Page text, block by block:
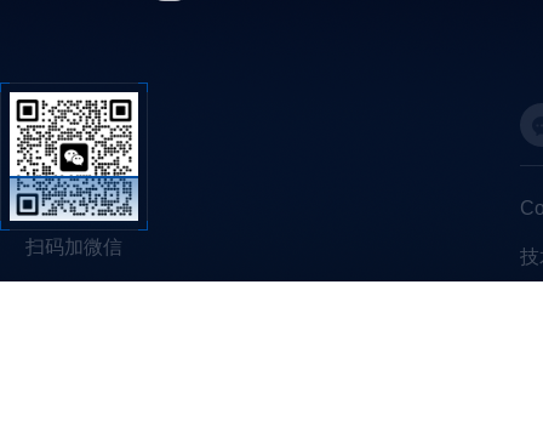
扫码加微信 技